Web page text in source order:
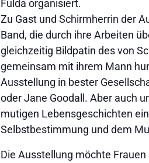
Fulda organisiert.
Zu Gast und Schirmherrin der
Band, die durch ihre Arbeiten
gleichzeitig Bildpatin des von
gemeinsam mit ihrem Mann
Ausstellung in bester
oder Jane Goodall. Aber auch
mutigen Lebensgeschichten
Selbstbestimmung und dem
Die Ausstellung möchte